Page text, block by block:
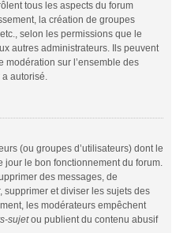
tous les aspects du forum
la création de groupes
selon les permissions que le
autres administrateurs. Ils peuvent
modération sur l’ensemble des
autorisé.
(ou groupes d’utilisateurs) dont le
le bon fonctionnement du forum.
des messages, de
supprimer et diviser les sujets des
les modérateurs empêchent
sujetou publient du contenu abusif